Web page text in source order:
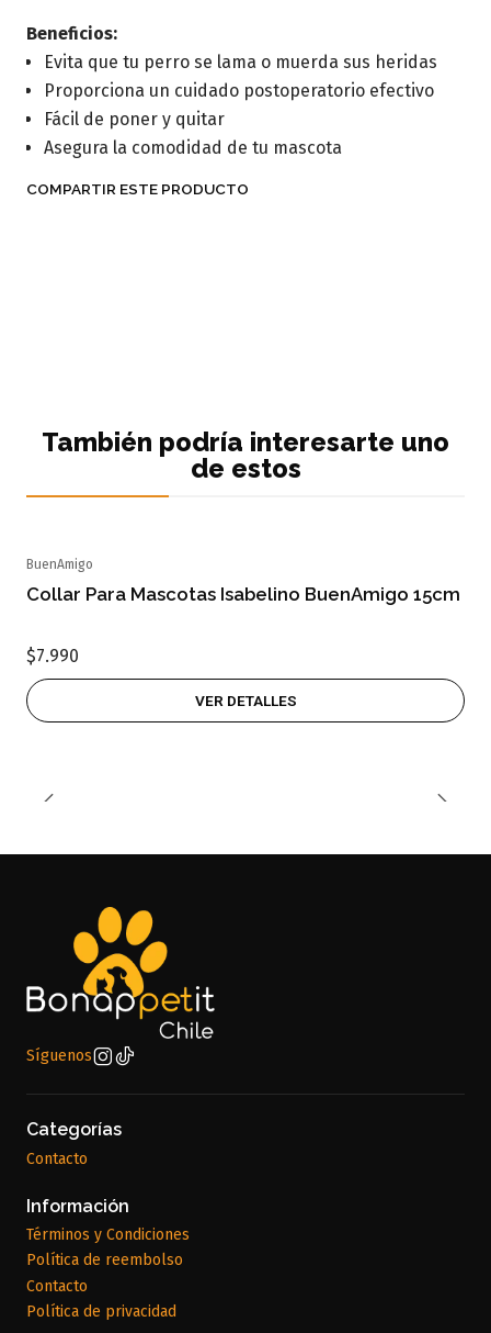
Beneficios:
Evita que tu perro se lama o muerda sus heridas
Proporciona un cuidado postoperatorio efectivo
Fácil de poner y quitar
Asegura la comodidad de tu mascota
COMPARTIR ESTE PRODUCTO
También podría interesarte uno
de estos
BuenAmigo
Collar Para Mascotas Isabelino BuenAmigo 15cm
$7.990
VER DETALLES
Síguenos
Categorías
Contacto
Información
Términos y Condiciones
Política de reembolso
Contacto
Política de privacidad